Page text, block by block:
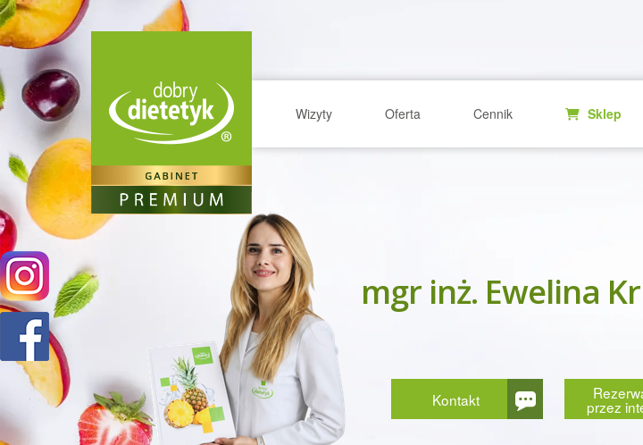
Wizyty Oferta Cennik Sklep
Kontakt przez
mgr inż. Ewelina